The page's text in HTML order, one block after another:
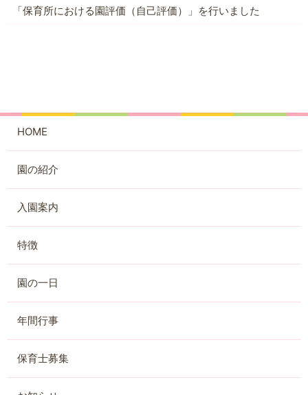
「保育所における園評価（自己評価）」を行いました
HOME
園の紹介
入園案内
特徴
園の一日
年間行事
保育士募集